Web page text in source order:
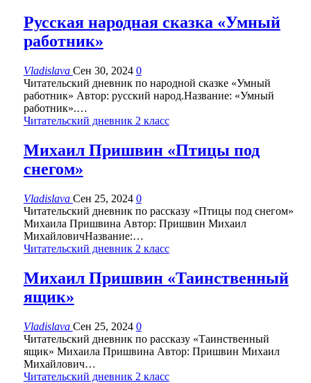
Русская народная сказка «Умный
работник»
Vladislava Сен 30, 2024 0
Читательский дневник по народной сказке «Умный
работник» Автор: русский народ.Название: «Умный
работник».…
Читательский дневник 2 класс
Михаил Пришвин «Птицы под
снегом»
Vladislava Сен 25, 2024 0
Читательский дневник по рассказу «Птицы под снегом»
Михаила Пришвина Автор: Пришвин Михаил
МихайловичНазвание:…
Читательский дневник 2 класс
Михаил Пришвин «Таинственный
ящик»
Vladislava Сен 25, 2024 0
Читательский дневник по рассказу «Таинственный
ящик» Михаила Пришвина Автор: Пришвин Михаил
Михайлович…
Читательский дневник 2 класс